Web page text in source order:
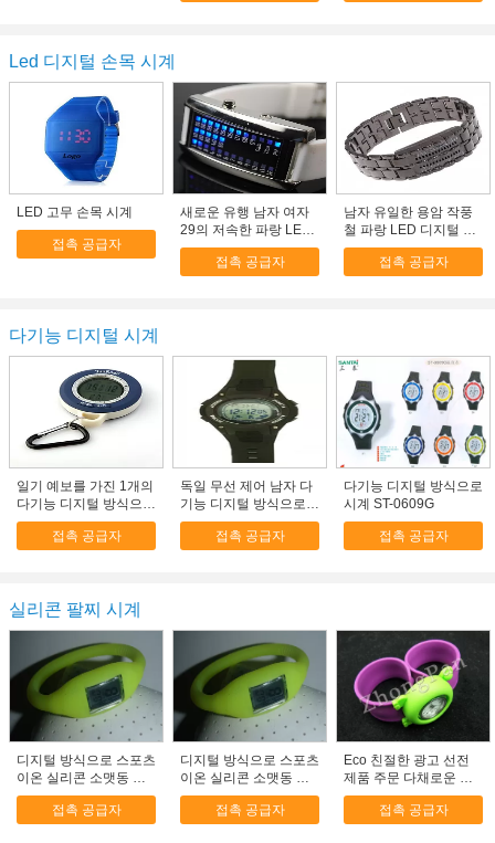
Led 디지털 손목 시계
LED 고무 손목 시계
접촉 공급자
새로운 유행 남자 여자
29의 저속한 파랑 LED
디지털 방식으로 스포츠
시계 백색접촉 공급자
남자 유일한 용암 작풍
철 파랑 LED 디지털 방
식으로 손목 시계
접촉 공급자
다기능 디지털 시계
일기 예보를 가진 1개의
다기능 디지털 방식으로
시계 고도계 기압계 나
침의 온도계에 대하여 6
접촉 공급자
독일 무선 제어 남자 다
기능 디지털 방식으로
시계 금속 상자
접촉 공급자
다기능 디지털 방식으로
시계 ST-0609G
접촉 공급자
실리콘 팔찌 시계
디지털 방식으로 스포츠
이온 실리콘 소맷동 시
계, 결박 실리콘 팔찌
접촉 공급자
디지털 방식으로 스포츠
이온 실리콘 소맷동 시
계, 결박 실리콘 팔찌
접촉 공급자
Eco 친절한 광고 선전
제품 주문 다채로운 스
포츠 철석 때림 이온 실
리콘 소맷동은 아이와
접촉 공급자